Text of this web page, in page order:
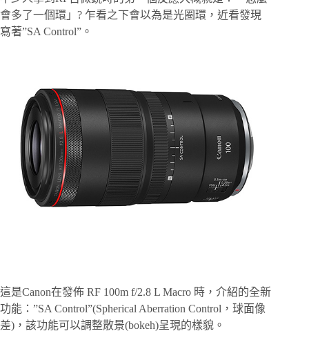
會多了一個環」? 乍看之下會以為是光圈環，近看發現
寫著”SA Control”。
這是Canon在發佈 RF 100m f/2.8 L Macro 時，介紹的全新
功能：”SA Control”(Spherical Aberration Control，球面像
差)，該功能可以調整散景(bokeh)呈現的樣貌。